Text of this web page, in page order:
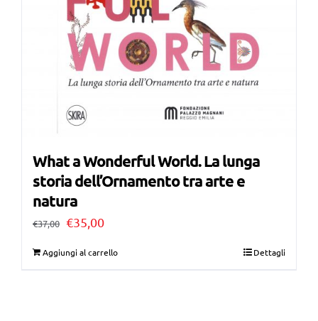
What a Wonderful World. La lunga
storia dell’Ornamento tra arte e
natura
€37,00 Il
€35,00Il
Aggiungi al carrello Dettagli